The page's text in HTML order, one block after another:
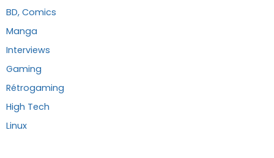
BD, Comics
Manga
Interviews
Gaming
Rétrogaming
High Tech
Linux